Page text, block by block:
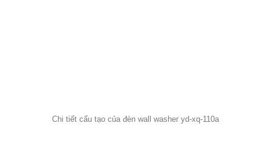
Chi tiết cấu tạo của đèn wall washer yd-xq-110a